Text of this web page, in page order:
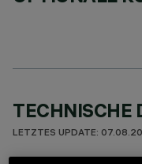
TECHNISCHE
LETZTES UPDATE: